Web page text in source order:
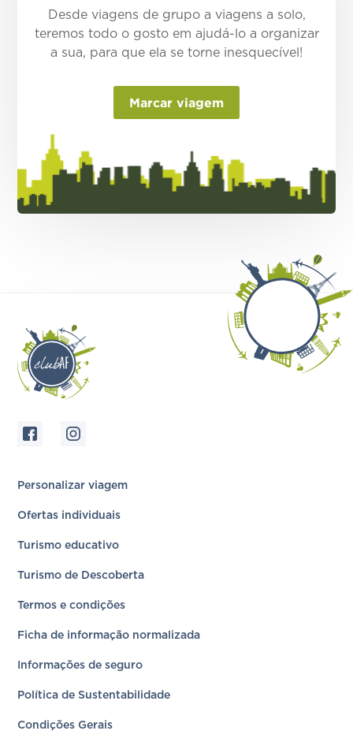
Desde viagens de grupo a viagens a solo,
teremos todo o gosto em ajudá-lo a organizar
a sua, para que ela se torne inesquecível!
Marcar viagem
Personalizar viagem
Ofertas individuais
Turismo educativo
Turismo de Descoberta
Termos e condições
Ficha de informação normalizada
Informações de seguro
Política de Sustentabilidade
Condições Gerais